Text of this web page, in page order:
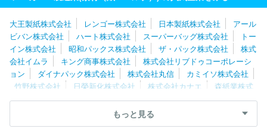
大王製紙株式会社 レンゴー株式会社 日本製紙株式会社
アール
ビバン株式会社
ハート株式会社 スーパーバッグ株式会社
トー
イン株式会社
昭和パックス株式会社 ザ・パック株式会社
株式
会社イムラ
キング商事株式会社
株式会社リブドゥコーポレーシ
ョン
ダイナパック株式会社 株式会社丸信
カミイソ株式会社
竹野株式会社
日榮新化株式会社 株式会社カナエ
森紙業株式
会社
イデシギョー株式会社 大石産業株式会社
フジコピアン株
株式会社彫刻プラスト 白十字株式会社
ヒカリ紙工株式
会社
もっと見る